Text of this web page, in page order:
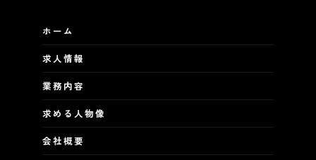
ホーム
求人情報
業務内容
求める人物像
会社概要